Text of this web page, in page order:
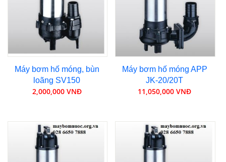
Máy bơm hố móng, bùn
loãng SV150
2,000,000 VNĐ
Máy bơm hố móng APP
JK-20/20T
11,050,000 VNĐ